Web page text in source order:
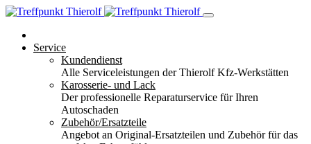
Service
Kundendienst
Alle Serviceleistungen der Thierolf Kfz-Werkstätten
Karosserie- und Lack
Der professionelle Reparaturservice für Ihren
Autoschaden
Zubehör/Ersatzteile
Angebot an Original-Ersatzteilen und Zubehör für das